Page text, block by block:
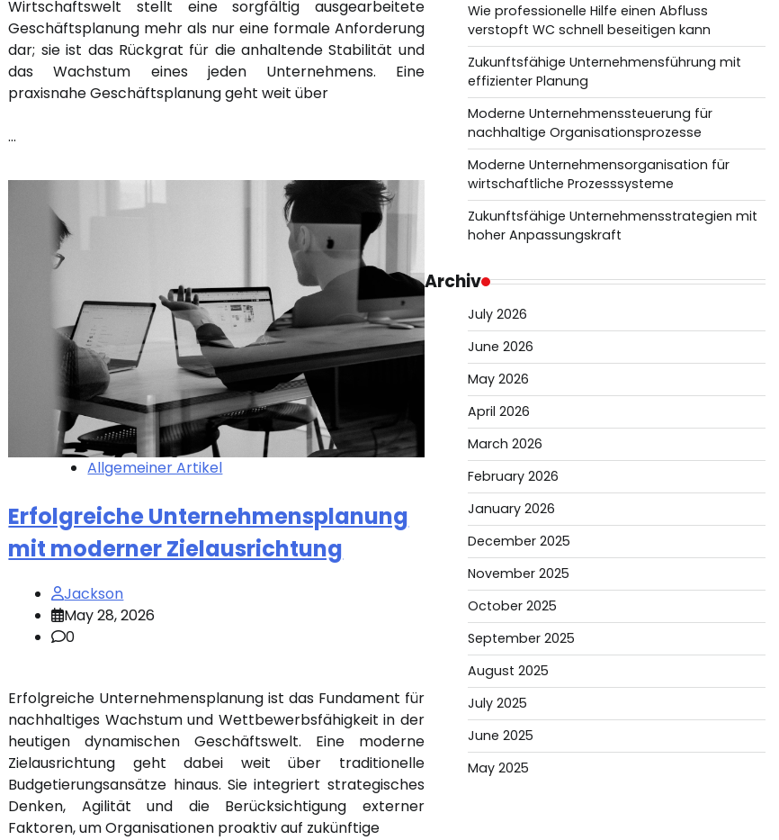
Wirtschaftswelt stellt eine sorgfältig ausgearbeitete
Geschäftsplanung mehr als nur eine formale Anforderung
dar; sie ist das Rückgrat für die anhaltende Stabilität und
das Wachstum eines jeden Unternehmens. Eine
praxisnahe Geschäftsplanung geht weit über
…
Allgemeiner Artikel
Erfolgreiche Unternehmensplanung
mit moderner Zielausrichtung
Jackson
May 28, 2026
0
Erfolgreiche Unternehmensplanung ist das Fundament für
nachhaltiges Wachstum und Wettbewerbsfähigkeit in der
heutigen dynamischen Geschäftswelt. Eine moderne
Zielausrichtung geht dabei weit über traditionelle
Budgetierungsansätze hinaus. Sie integriert strategisches
Denken, Agilität und die Berücksichtigung externer
Faktoren, um Organisationen proaktiv auf zukünftige
Wie professionelle Hilfe einen Abfluss
verstopft WC schnell beseitigen kann
Zukunftsfähige Unternehmensführung mit
effizienter Planung
Moderne Unternehmenssteuerung für
nachhaltige Organisationsprozesse
Moderne Unternehmensorganisation für
wirtschaftliche Prozesssysteme
Zukunftsfähige Unternehmensstrategien mit
hoher Anpassungskraft
Archiv
July 2026
June 2026
May 2026
April 2026
March 2026
February 2026
January 2026
December 2025
November 2025
October 2025
September 2025
August 2025
July 2025
June 2025
May 2025